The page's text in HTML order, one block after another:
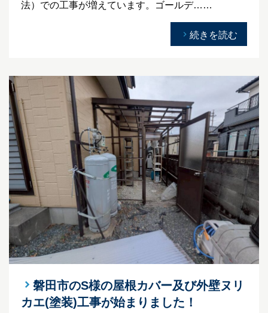
法）での工事が増えています。ゴールデ……
続きを読む
磐田市のS様の屋根カバー及び外壁ヌリ
カエ(塗装)工事が始まりました！